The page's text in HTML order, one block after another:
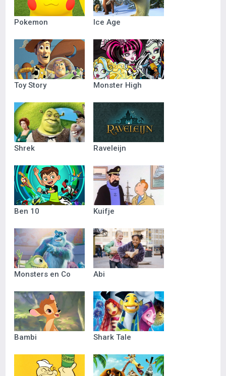
Pokemon Ice Age
Toy Story Monster High
Shrek Raveleijn
Ben 10 Kuifje
Monsters en Co Abi
Bambi Shark Tale